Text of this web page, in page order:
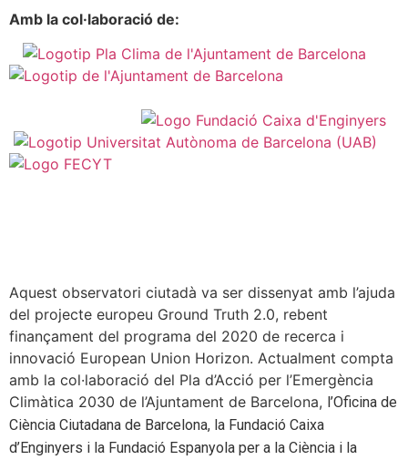
Amb la col·laboració de:
Aquest observatori ciutadà va ser dissenyat amb l’ajuda
del projecte europeu Ground Truth 2.0, rebent
finançament del programa del 2020 de recerca i
innovació European Union Horizon. Actualment compta
amb la col·laboració del Pla d’Acció per l’Emergència
Climàtica 2030 de l’Ajuntament de Barcelona, l’Oficina de
Ciència Ciutadana de Barcelona, la Fundació Caixa
d’Enginyers i la Fundació Espanyola per a la Ciència i la